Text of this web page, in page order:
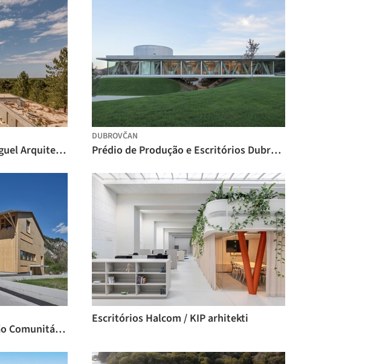
Casa Muda L11 / Pereira Miguel Arquitectos
DUBROVČAN
Prédio de Produção e Escritórios Dubrovčan / MVA Mikelić Vreš Arhitekti
Corpo de Bombeiros e Salão Comunitário de Mötz / Imgang Architekten
Escritórios Halcom / KIP arhitekti